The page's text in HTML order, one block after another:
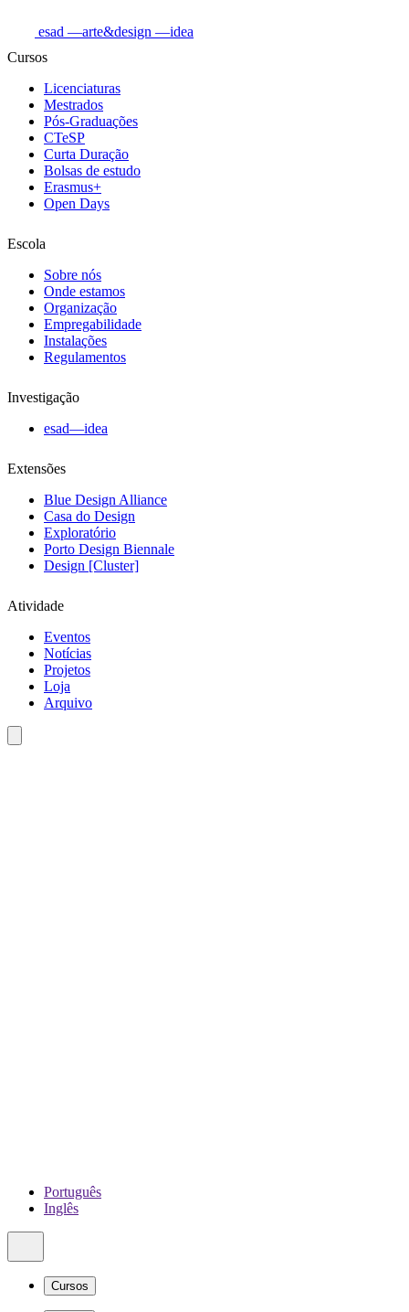
esad —arte&design —idea
Cursos
Licenciaturas
Mestrados
Pós-Graduações
CTeSP
Curta Duração
Bolsas de estudo
Erasmus+
Open Days
Escola
Sobre nós
Onde estamos
Organização
Empregabilidade
Instalações
Regulamentos
Investigação
esad—idea
Extensões
Blue Design Alliance
Casa do Design
Exploratório
Porto Design Biennale
Design [Cluster]
Atividade
Eventos
Notícias
Projetos
Loja
Arquivo
Português
Inglês
Cursos